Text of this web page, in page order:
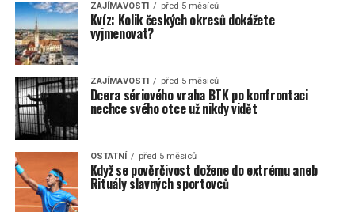
ZAJÍMAVOSTI před 5 měsíců
Kvíz: Kolik českých okresů dokážete
vyjmenovat?
ZAJÍMAVOSTI před 5 měsíců
Dcera sériového vraha BTK po konfrontaci
nechce svého otce už nikdy vidět
OSTATNÍ před 5 měsíců
Když se pověrčivost dožene do extrému aneb
Rituály slavných sportovců